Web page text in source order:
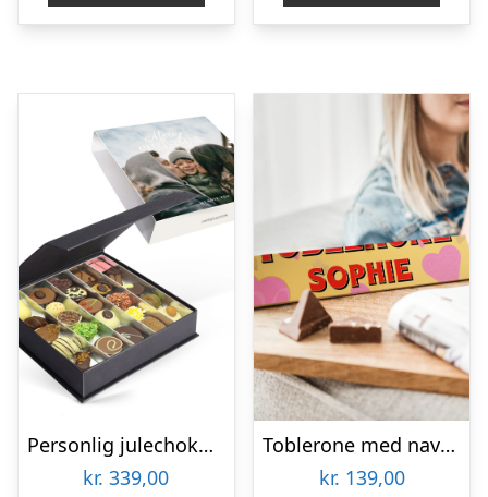
Personlig julechokolade gaveæske – 25 stk.
kr. 339,00
Toblerone med navn og billede i kærlighedstema – 340 gr
kr. 139,00